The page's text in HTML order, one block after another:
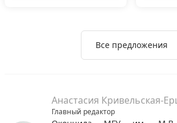
Все предложения
Анастасия Кривельская-
Главный редактор